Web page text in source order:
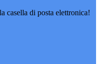
casella di posta elettronica!